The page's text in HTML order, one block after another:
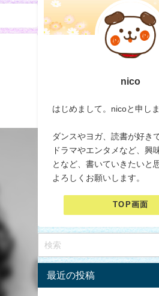
nico
はじめまして。nicoと申しま
ダンスやヨガ、読書が好き
ドラマやエンタメなど、興
となど、書いていきたいと
よろしくお願いします。
TOP画面
最近の投稿